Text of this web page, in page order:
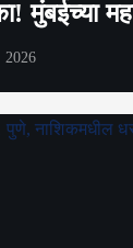
मुंबईच्या
2026